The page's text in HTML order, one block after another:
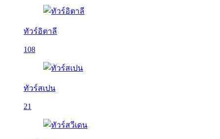
ทัวร์อิตาลี
108
ทัวร์สเปน
21